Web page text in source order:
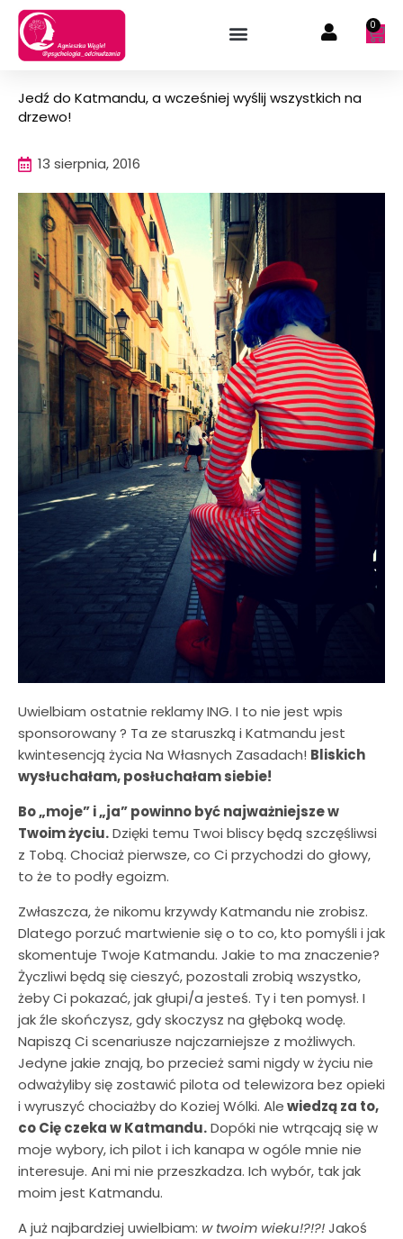
Przejdź
treści
0
Jedź do Katmandu, a wcześniej wyślij wszystkich na
drzewo!
13 sierpnia, 2016
Uwielbiam ostatnie reklamy ING. I to nie jest wpis
sponsorowany ? Ta ze staruszką i Katmandu jest
kwintesencją życia Na Własnych Zasadach! Bliskich
wysłuchałam, posłuchałam siebie!
Bo „moje” i „ja” powinno być najważniejsze w
Twoim życiu.Dzięki temu Twoi bliscy będą szczęśliwsi
z Tobą. Chociaż pierwsze, co Ci przychodzi do głowy,
to że to podły egoizm.
Zwłaszcza, że nikomu krzywdy Katmandu nie zrobisz.
Dlatego porzuć martwienie się o to co, kto pomyśli i jak
skomentuje Twoje Katmandu. Jakie to ma znaczenie?
Życzliwi będą się cieszyć, pozostali zrobią wszystko,
żeby Ci pokazać, jak głupi/a jesteś. Ty i ten pomysł. I
jak źle skończysz, gdy skoczysz na głęboką wodę.
Napiszą Ci scenariusze najczarniejsze z możliwych.
Jedyne jakie znają, bo przecież sami nigdy w życiu nie
odważyliby się zostawić pilota od telewizora bez opieki
i wyruszyć chociażby do Koziej Wólki. Alewiedzą za to,
co Cię czeka w Katmandu.Dopóki nie wtrącają się w
moje wybory, ich pilot i ich kanapa w ogóle mnie nie
interesuje. Ani mi nie przeszkadza. Ich wybór, tak jak
moim jest Katmandu.
A już najbardziej uwielbiam: w twoim wieku!?!?!Jakoś